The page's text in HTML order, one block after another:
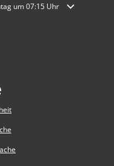
auszublenden
um 07:15 Uhr